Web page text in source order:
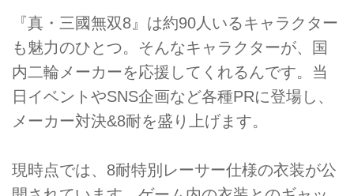
『真・三國無双8』は約90人いるキャラクター
も魅力のひとつ。そんなキャラクターが、国
内二輪メーカーを応援してくれるんです。当
日イベントやSNS企画など各種PRに登場し、
メーカー対決&8耐を盛り上げます。
現時点では、8耐特別レーサー仕様の衣装が公